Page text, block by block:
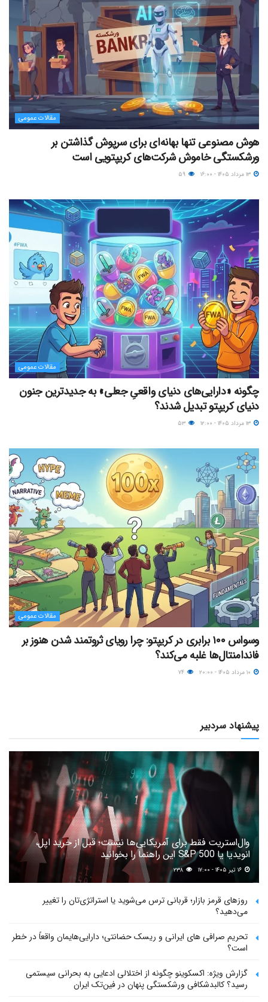
مقالات عمومی
هوش مصنوعی تنها بهانه‌ای برای سرپوش گذاشتن بر
ورشکستگی خاموش شرکت‌های کریپتویی است
مقالات عمومی
چگونه «دارایی‌های دنیای واقعیِ جعلی» به جدیدترین جنون
دنیای کریپتو تبدیل شدند؟
مقالات عمومی
وسواس ۱۰۰ برابری در کریپتو: چرا رویای ثروتمند شدن هنوز بر
فاندامنتال‌ها غلبه می‌کند؟
پیشنهاد سردبیر
وال‌استریت فقط برای آمریکایی‌ها نیست؛ قبل از خرید اپل،
انویدیا یا S&P 500 این راهنما را بخوانید
۲۳۸
روزهای قرمز بازار؛ قربانی ترس می‌شوید یا استراتژی‌تان را تغییر
می‌دهید؟
تحریم صرافی های ایرانی و ریسک حضانتی؛ دارایی‌هایمان واقعاً در خطر
است؟
گزارش ویژه: اکسکوینو چگونه از اختلالی ادعایی به بحرانی سیستمی
رسید؟ کالبدشکافی ورشکستگی پنهان در فین‌تک ایران